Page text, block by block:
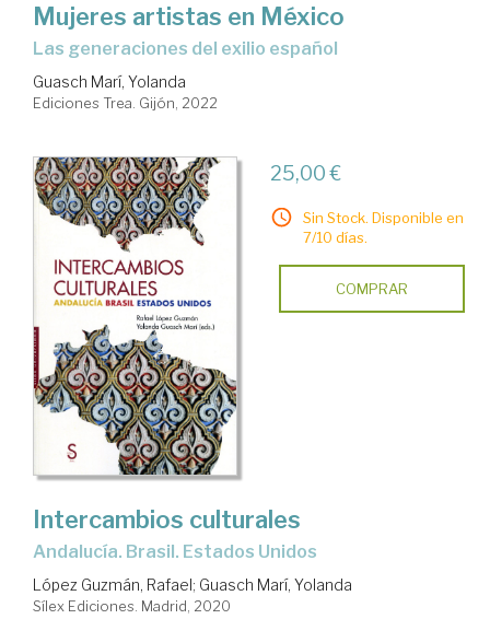
Mujeres artistas en México
las generaciones del exilio español
Guasch Marí, Yolanda
Ediciones Trea. Gijón, 2022
25,00 €
Sin Stock. Disponible en
7/10 días.
COMPRAR
Intercambios culturales
Andalucía. Brasil. Estados Unidos
López Guzmán, Rafael; Guasch Marí, Yolanda
Sílex Ediciones. Madrid, 2020